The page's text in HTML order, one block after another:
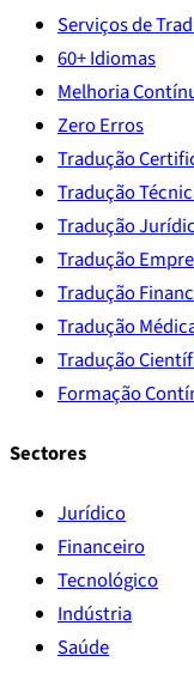
Serviços de
60+ Idiomas
Melhoria
Zero Erros
Tradução
Tradução
Tradução
Tradução
Tradução
Tradução
Tradução
Formação
Sectores
Jurídico
Financeiro
Tecnológico
Indústria
Saúde